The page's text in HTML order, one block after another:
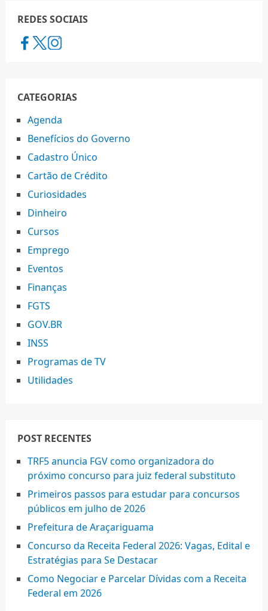
REDES SOCIAIS
CATEGORIAS
Agenda
Benefícios do Governo
Cadastro Único
Cartão de Crédito
Curiosidades
Dinheiro
Cursos
Emprego
Eventos
Finanças
FGTS
GOV.BR
INSS
Programas de TV
Utilidades
POST RECENTES
TRF5 anuncia FGV como organizadora do
próximo concurso para juiz federal substituto
Primeiros passos para estudar para concursos
públicos em julho de 2026
Prefeitura de Araçariguama
Concurso da Receita Federal 2026: Vagas, Edital e
Estratégias para Se Destacar
Como Negociar e Parcelar Dívidas com a Receita
Federal em 2026